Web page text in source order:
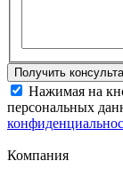
Нажимая на
персональных
Компания